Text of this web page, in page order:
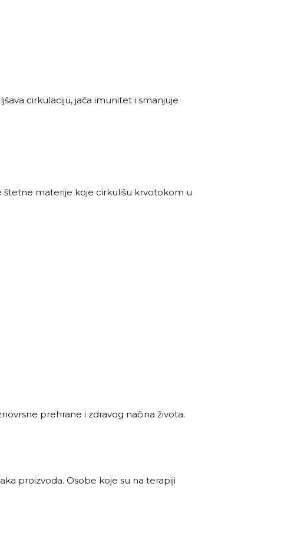
cirkulaciju, jača imunitet i smanjuje
štetne materije koje cirkulišu krvotokom u
prehrane i zdravog načina života.
proizvoda. Osobe koje su na terapiji